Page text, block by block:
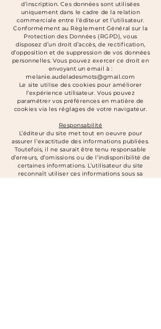
d’inscription. Ces données sont utilisées
uniquement dans le cadre de la relation
commerciale entre l’éditeur et l’utilisateur.
Conformément au Règlement Général sur la
Protection des Données (RGPD), vous
disposez d’un droit d’accès, de rectification,
d’opposition et de suppression de vos données
personnelles. Vous pouvez exercer ce droit en
envoyant un email à :
melanie.audeladesmots@gmail.com
Le site utilise des cookies pour améliorer
l’expérience utilisateur. Vous pouvez
paramétrer vos préférences en matière de
cookies via les réglages de votre navigateur.
Responsabilité
L’éditeur du site met tout en oeuvre pour
assurer l’exactitude des informations publiées.
Toutefois, il ne saurait être tenu responsable
d’erreurs, d’omissions ou de l’indisponibilité de
certaines informations. L’utilisateur du site
reconnaît utiliser ces informations sous sa